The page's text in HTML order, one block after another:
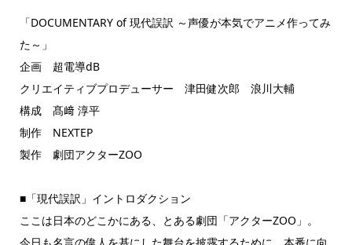
「DOCUMENTARY of 現代誤訳 ～声優が本気でアニメ作ってみ
た～」
企画 超電導dB
クリエイティブプロデューサー 津田健次郎 浪川大輔
構成 髙﨑 淳平
制作 NEXTEP
製作 劇団アクターZOO
■「現代誤訳」イントロダクション
ここは日本のどこかにある、とある劇団「アクターZOO」。